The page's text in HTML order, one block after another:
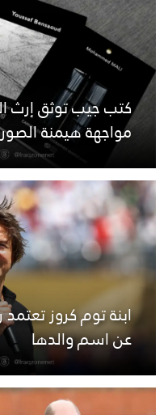
كتب جيب توثق إرث
مواجهة هيمنة
ابنة توم كروز
عن اسم والدها